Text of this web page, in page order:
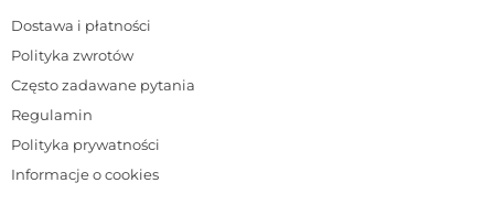
Dostawa i płatności
Polityka zwrotów
Często zadawane pytania
Regulamin
Polityka prywatności
Informacje o cookies